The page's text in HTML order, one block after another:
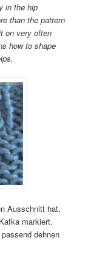
in the hip
than the pattern
on very often
how to shape
Ausschnitt hat,
markiert.
dehnen